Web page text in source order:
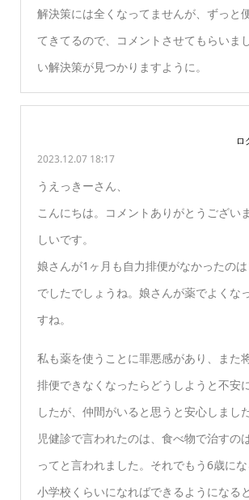
解決策には全くなってませんが、ずっと
てきてるので、コメントさせてもらいま
い解決策が見つかりますように。
2023.12.07 18:17
ロ
うえっきーさん、
こんにちは。コメントありがとうござい
しいです。
娘さんが1ヶ月も自力排便がなかったの
でしたでしょうね。娘さんが薬でよくな
すね。
私も薬を使うことに罪悪感があり、また
排便できなくなったらどうしようと不安
したが、仲間がいると思うと安心しまし
児健診で言われたのは、食べ物で治すの
ってと言われました。それでもう6歳にな
小学校くらいになればできるようになる